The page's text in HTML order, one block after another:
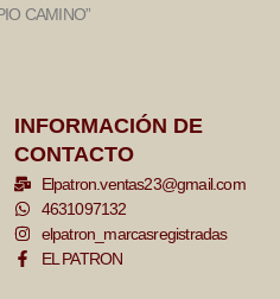
CAMINO”
INFORMACIÓN DE
CONTACTO
Elpatron.ventas23@gmail.com
4631097132
elpatron_marcasregistradas
EL PATRON